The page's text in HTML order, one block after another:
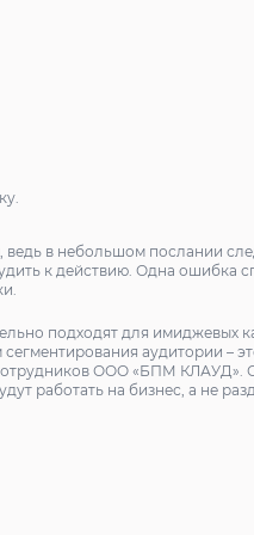
в небольшом послании
к действию. Одна ошибка
подходят для имиджевых
аудитории –
ООО «БПМ КЛАУД».
работать на бизнес, а не